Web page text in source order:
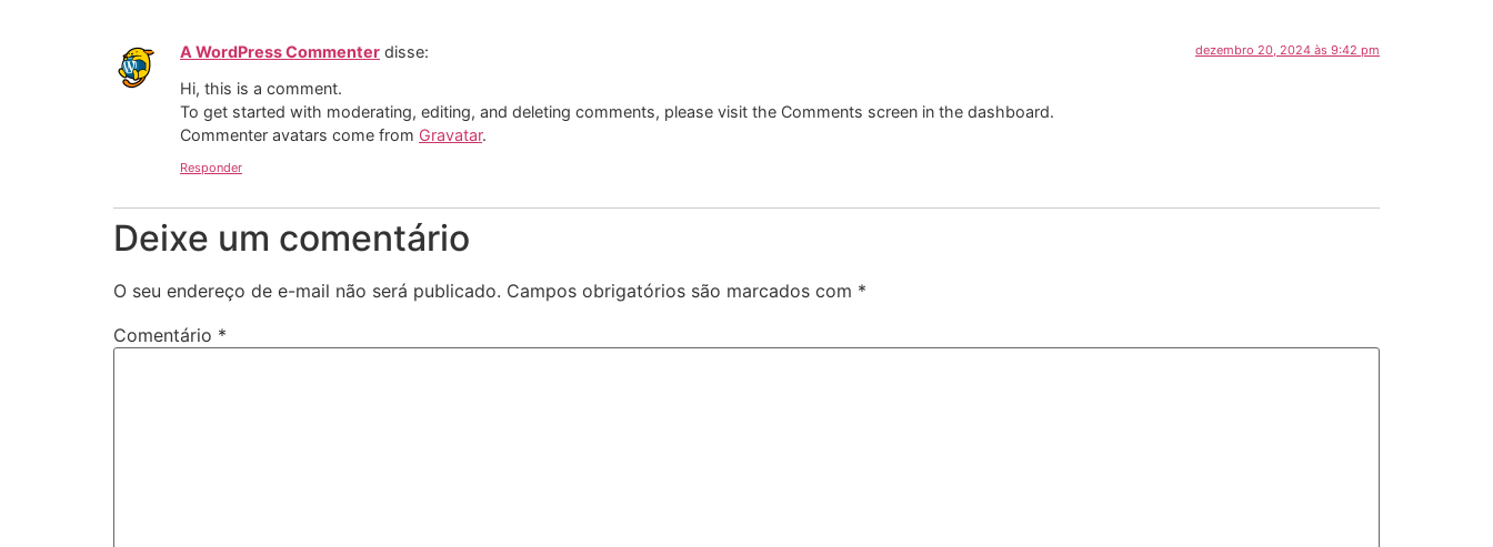
A WordPress Commenter disse: dezembro 20, 2024 às 9:42 pm
Hi, this is a comment.
To get started with moderating, editing, and deleting comments, please visit the Comments screen in the dashboard.
Commenter avatars come from Gravatar.
Responder
Deixe um comentário
O seu endereço de e-mail não será publicado. Campos obrigatórios são marcados com *
Comentário *